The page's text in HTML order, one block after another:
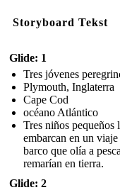
Storyboard Tekst
Glide: 1
Tres jóvenes
Plymouth, Inglaterra
Cape Cod
océano Atlántico
Tres niños
embarcan en un
barco que olía a
remarían en tierra.
Glide: 2